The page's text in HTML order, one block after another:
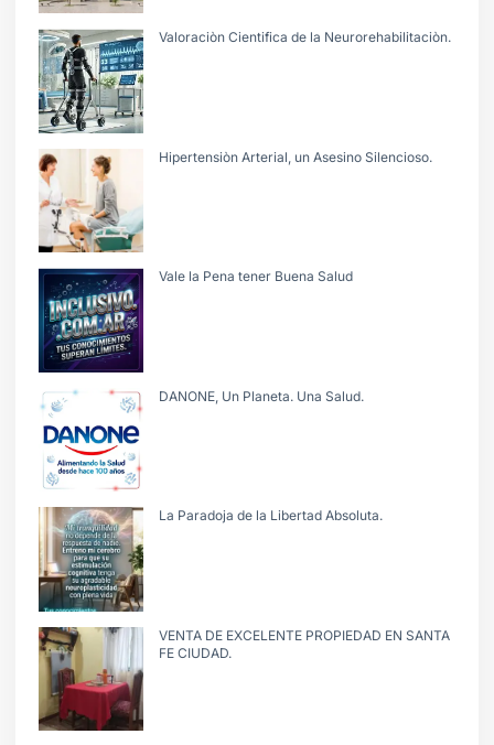
Valoraciòn Cientifica de la Neurorehabilitaciòn.
Hipertensiòn Arterial, un Asesino Silencioso.
Vale la Pena tener Buena Salud
DANONE, Un Planeta. Una Salud.
La Paradoja de la Libertad Absoluta.
VENTA DE EXCELENTE PROPIEDAD EN SANTA
FE CIUDAD.